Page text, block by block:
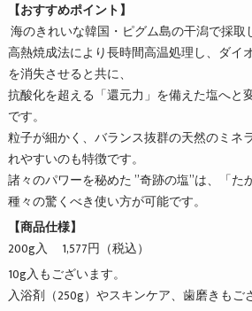
【おすすめポイント】
海のきれいな韓国・ピグム島の干潟で採
高熱焼成法により長時間高温処理し、ダイ
を消失させると共に、
抗酸化を超える「還元力」を備えた塩へと
です。
粒子が細かく、バランス抜群の天然のミネ
れやすいのも特徴です。
諸々のパワーを秘めた ”奇跡の塩”は、「た
種々の驚くべき使い方が可能です。
【商品仕様】
200g入 1,577円（税込）
10g入もございます。
入浴剤（250g）やスキンケア、歯磨きもご